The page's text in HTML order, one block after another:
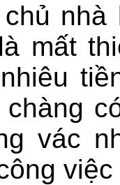
chủ
mất
chàng
vác